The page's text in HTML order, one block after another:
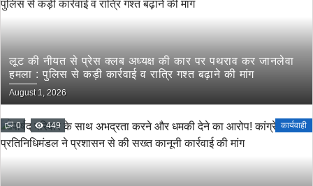
लूट की नीयत से प्रेस क्लब अध्यक्ष की कार पर पथराव कर जानलेवा
हमला : पुलिस से कड़ी कार्रवाई व रात्रि गश्त बढ़ाने की मांग
August 1, 2026
0 449 कार्यवाही